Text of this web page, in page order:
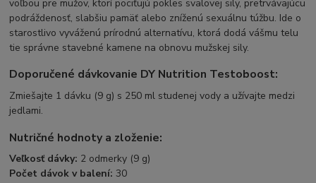
voľbou pre mužov, ktorí pociťujú pokles svalovej sily, pretrvávajúcu
podráždenosť, slabšiu pamäť alebo zníženú sexuálnu túžbu. Ide o
starostlivo vyváženú prírodnú alternatívu, ktorá dodá vášmu telu
tie správne stavebné kamene na obnovu mužskej sily.
Doporučené dávkovanie DY Nutrition Testoboost:
Zmiešajte 1 dávku (9 g) s 250 ml studenej vody a užívajte medzi
jedlami.
Nutričné hodnoty a zloženie:
Veľkosť dávky: 2 odmerky (9 g)
Počet dávok v balení: 30